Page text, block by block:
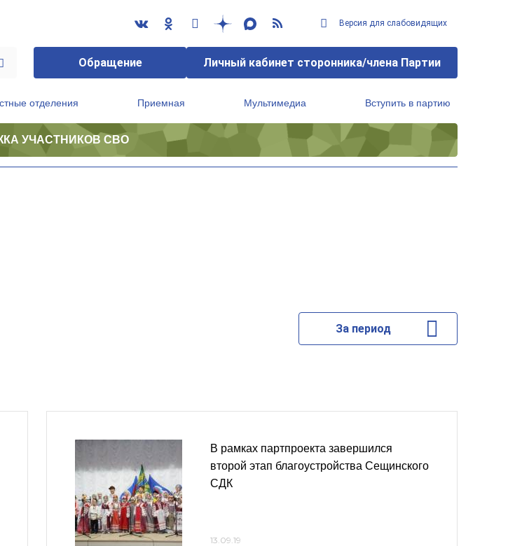
Версия для слабовидящих
Обращение Личный кабинет сторонника/члена Партии
отделения Приемная Мультимедиа Вступить в партию
УЧАСТНИКОВ СВО
За период
В рамках партпроекта завершился
второй этап благоустройства Сещинского
СДК
13.09.19